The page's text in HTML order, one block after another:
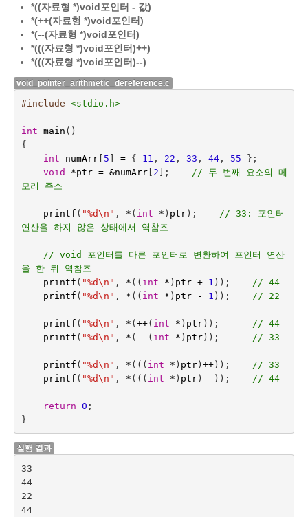
*((자료형 *)void포인터 - 값)
*(++(자료형 *)void포인터)
*(--(자료형 *)void포인터)
*(((자료형 *)void포인터)++)
*(((자료형 *)void포인터)--)
void_pointer_arithmetic_dereference.c
#include <stdio.h>
int main ()
{
int
numArr[ 5 = { 11 , 22 , 33 , 44, 55
};
void
*ptr = &numArr[ 2 ];
// 두 번째 요소의 메
모리 주소
printf ( "%d\n " , * ( int * ) ptr);
// 33: 포인터
연산을 하지 않은 상태에서 역참조
// void 포인터를 다른 포인터로 변환하여 포인터 연산
을 한 뒤 역참조
printf ( "%d\n " , * (( int * ) ptr + 1 ));
// 44
printf ( "%d\n " , * (( int * ) ptr - 1 )); // 22
printf ( "%d\n " , * ( ++( int * ) ptr));
// 44
printf ( "%d\n " , * ( -- ( int * ) ptr)); // 33
printf ( "%d\n " , * ((( int * ) ptr) ++));
// 33
printf ( "%d\n " , * ((( int * ) ptr) -- )); // 44
return 0 ;
}
실행 결과
33
44
22
44